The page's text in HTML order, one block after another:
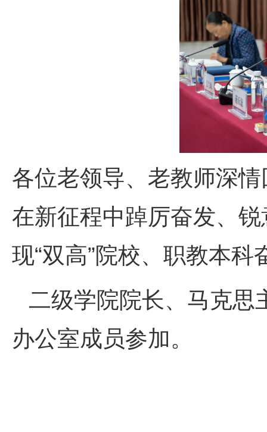
各位老领导、老教师深
在新征程中踔厉奋发、
现“双高”院校、职教本科
二级学院院长、马克思
办公室成员参加。